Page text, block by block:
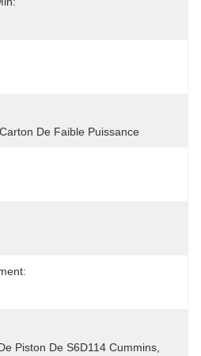
De Faible Puissance
Piston De S6D114 Cummins